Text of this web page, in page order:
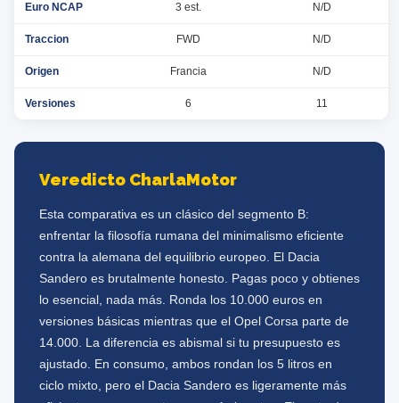
Euro NCAP 3 est. N/D
Traccion FWD N/D
Origen Francia N/D
Versiones 6 11
Veredicto CharlaMotor
Esta comparativa es un clásico del segmento B:
enfrentar la filosofía rumana del minimalismo eficiente
contra la alemana del equilibrio europeo. El Dacia
Sandero es brutalmente honesto. Pagas poco y obtienes
lo esencial, nada más. Ronda los 10.000 euros en
versiones básicas mientras que el Opel Corsa parte de
14.000. La diferencia es abismal si tu presupuesto es
ajustado. En consumo, ambos rondan los 5 litros en
ciclo mixto, pero el Dacia Sandero es ligeramente más